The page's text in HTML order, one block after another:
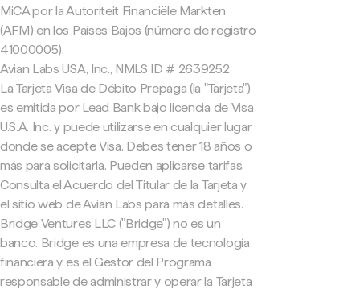
MiCA por la Autoriteit Financiële Markten
(AFM) en los Países Bajos (número de registro
41000005).
Avian Labs USA, Inc., NMLS ID # 2639252
La Tarjeta Visa de Débito Prepaga (la "Tarjeta")
es emitida por Lead Bank bajo licencia de Visa
U.S.A. Inc. y puede utilizarse en cualquier lugar
donde se acepte Visa. Debes tener 18 años o
más para solicitarla. Pueden aplicarse tarifas.
Consulta el Acuerdo del Titular de la Tarjeta y
el sitio web de Avian Labs para más detalles.
Bridge Ventures LLC ("Bridge") no es un
banco. Bridge es una empresa de tecnología
financiera y es el Gestor del Programa
responsable de administrar y operar la Tarjeta